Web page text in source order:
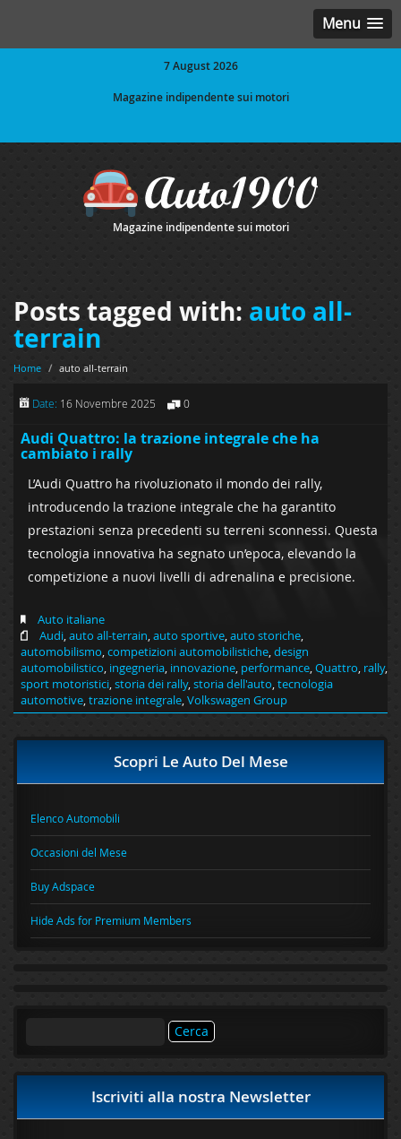
Menu
7 August 2026
Magazine indipendente sui motori
Magazine indipendente sui motori
Posts tagged with: auto all-
terrain
Home / auto all-terrain
Date: 16 Novembre 2025 0
Audi Quattro: la trazione integrale che ha
cambiato i rally
L’Audi Quattro ha rivoluzionato il mondo dei rally,
introducendo la trazione integrale che ha garantito
prestazioni senza precedenti su terreni sconnessi. Questa
tecnologia innovativa ha segnato un’epoca, elevando la
competizione a nuovi livelli di adrenalina e precisione.
Auto italiane
Audi,auto all-terrain,auto sportive,auto storiche,
automobilismo,competizioni automobilistiche,design
automobilistico, ingegneria, innovazione, performance,Quattro, rally,
sport motoristici,storia dei rally,storia dell'auto,tecnologia
automotive,trazione integrale,Volkswagen Group
Scopri Le Auto Del Mese
Elenco Automobili
Occasioni del Mese
Buy Adspace
Hide Ads for Premium Members
Iscriviti alla nostra Newsletter